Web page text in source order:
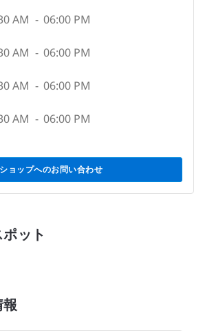
AM - 06:00 PM
AM - 06:00 PM
AM - 06:00 PM
AM - 06:00 PM
ショップへのお問い合わせ
ット